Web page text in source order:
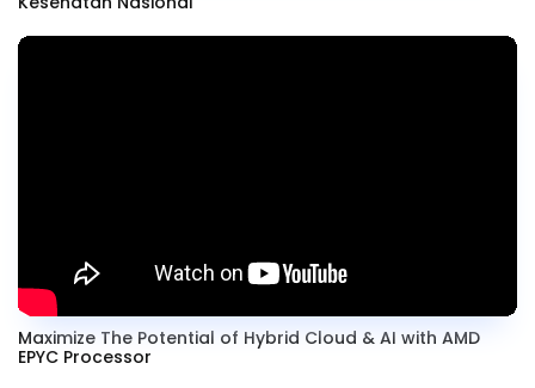
Maximize The Potential of Hybrid Cloud & AI with AMD
EPYC Processor